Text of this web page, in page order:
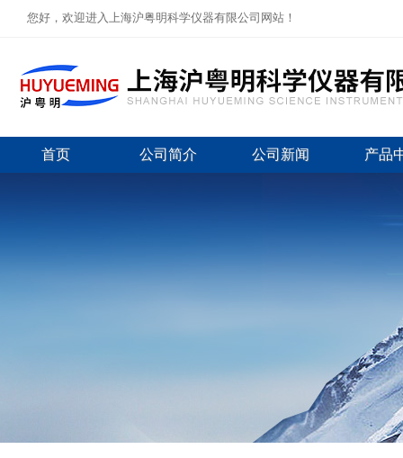
您好，欢迎进入上海沪粤明科学仪器有限公司网站！
首页 公司简介 公司新闻 产品